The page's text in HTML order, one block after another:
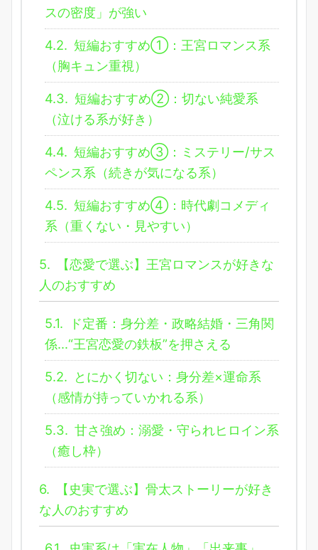
スの密度」が強い
4.2. 短編おすすめ①：王宮ロマンス系
（胸キュン重視）
4.3. 短編おすすめ②：切ない純愛系
（泣ける系が好き）
4.4. 短編おすすめ③：ミステリー/サス
ペンス系（続きが気になる系）
4.5. 短編おすすめ④：時代劇コメディ
系（重くない・見やすい）
5.
【恋愛で選ぶ】王宮ロマンスが好きな
人のおすすめ
5.1.
ド定番：身分差・政略結婚・三角関
係…“王宮恋愛の鉄板”を押さえる
5.2. とにかく切ない：身分差×運命系
（感情が持っていかれる系）
5.3. 甘さ強め：溺愛・守られヒロイン系
（癒し枠）
6.
【史実で選ぶ】骨太ストーリーが好き
な人のおすすめ